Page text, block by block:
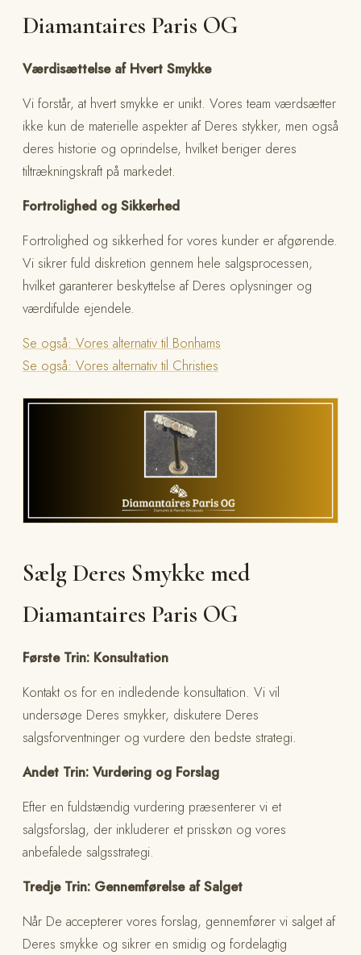
Diamantaires Paris OG
Værdisættelse af Hvert Smykke
Vi forstår, at hvert smykke er unikt. Vores team værdsætter
ikke kun de materielle aspekter af Deres stykker, men også
deres historie og oprindelse, hvilket beriger deres
tiltrækningskraft på markedet.
Fortrolighed og Sikkerhed
Fortrolighed og sikkerhed for vores kunder er afgørende.
Vi sikrer fuld diskretion gennem hele salgsprocessen,
hvilket garanterer beskyttelse af Deres oplysninger og
værdifulde ejendele.
Se også: Vores alternativ til Bonhams
Se også: Vores alternativ til Christies
Sælg Deres Smykke med
Diamantaires Paris OG
Første Trin: Konsultation
Kontakt os for en indledende konsultation. Vi vil
undersøge Deres smykker, diskutere Deres
salgsforventninger og vurdere den bedste strategi.
Andet Trin: Vurdering og Forslag
Efter en fuldstændig vurdering præsenterer vi et
salgsforslag, der inkluderer et prisskøn og vores
anbefalede salgsstrategi.
Tredje Trin: Gennemførelse af Salget
Når De accepterer vores forslag, gennemfører vi salget af
Deres smykke og sikrer en smidig og fordelagtig